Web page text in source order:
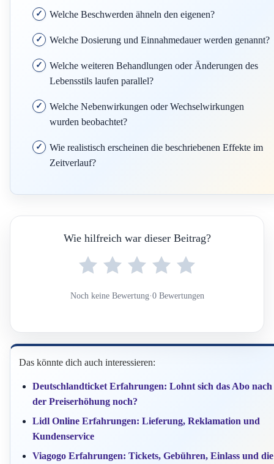
Welche Beschwerden ähneln den eigenen?
Welche Dosierung und Einnahmedauer werden genannt?
Welche weiteren Behandlungen oder Änderungen des
Lebensstils laufen parallel?
Welche Nebenwirkungen oder Wechselwirkungen
wurden beobachtet?
Wie realistisch erscheinen die beschriebenen Effekte im
Zeitverlauf?
Wie hilfreich war dieser Beitrag?
Noch keine Bewertung·0 Bewertungen
Das könnte dich auch interessieren:
Deutschlandticket Erfahrungen: Lohnt sich das Abo nach
der Preiserhöhung noch?
Lidl Online Erfahrungen: Lieferung, Reklamation und
Kundenservice
Viagogo Erfahrungen: Tickets, Gebühren, Einlass und die